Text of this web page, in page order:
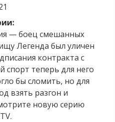
— боец смешанных
Легенда был уличен
контракта с
спорт теперь для него
бы сломить, но для
взять разгон и
новую серию